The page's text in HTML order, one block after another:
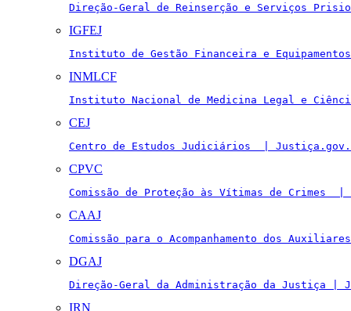
Direção-Geral de Reinserção e Serviços
IGFEJ
Instituto de Gestão Financeira e
INMLCF
Instituto Nacional de Medicina Legal e
CEJ
Centro de Estudos Judiciários  |
CPVC
Comissão de Proteção às Vítimas de Crimes
CAAJ
Comissão para o Acompanhamento dos
DGAJ
Direção-Geral da Administração da Justiça |
IRN